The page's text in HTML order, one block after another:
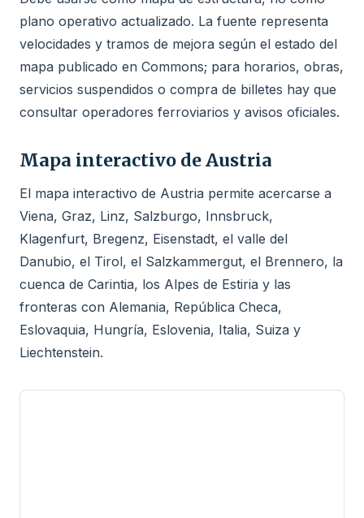
plano operativo actualizado. La fuente representa
velocidades y tramos de mejora según el estado del
mapa publicado en Commons; para horarios, obras,
servicios suspendidos o compra de billetes hay que
consultar operadores ferroviarios y avisos oficiales.
Mapa interactivo de Austria
El mapa interactivo de Austria permite acercarse a
Viena, Graz, Linz, Salzburgo, Innsbruck,
Klagenfurt, Bregenz, Eisenstadt, el valle del
Danubio, el Tirol, el Salzkammergut, el Brennero, la
cuenca de Carintia, los Alpes de Estiria y las
fronteras con Alemania, República Checa,
Eslovaquia, Hungría, Eslovenia, Italia, Suiza y
Liechtenstein.